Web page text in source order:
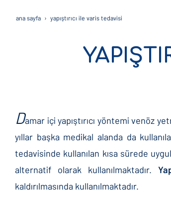
ana sayfa yapiştirici i̇le vari̇s tedavi̇si̇
Damar içi yapıştırıcı yöntemi venöz
yıllar başka medikal alanda da
tedavisinde kullanılan kısa sürede
alternatif olarak kullanılmaktadır.
kaldırılmasında kullanılmaktadır.